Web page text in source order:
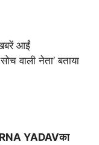
आईं
वाली नेता’ बताया
YADAVका